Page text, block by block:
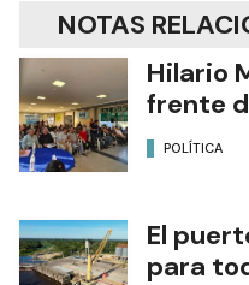
NOTAS
Hilario
frente
POLÍTICA
El
para